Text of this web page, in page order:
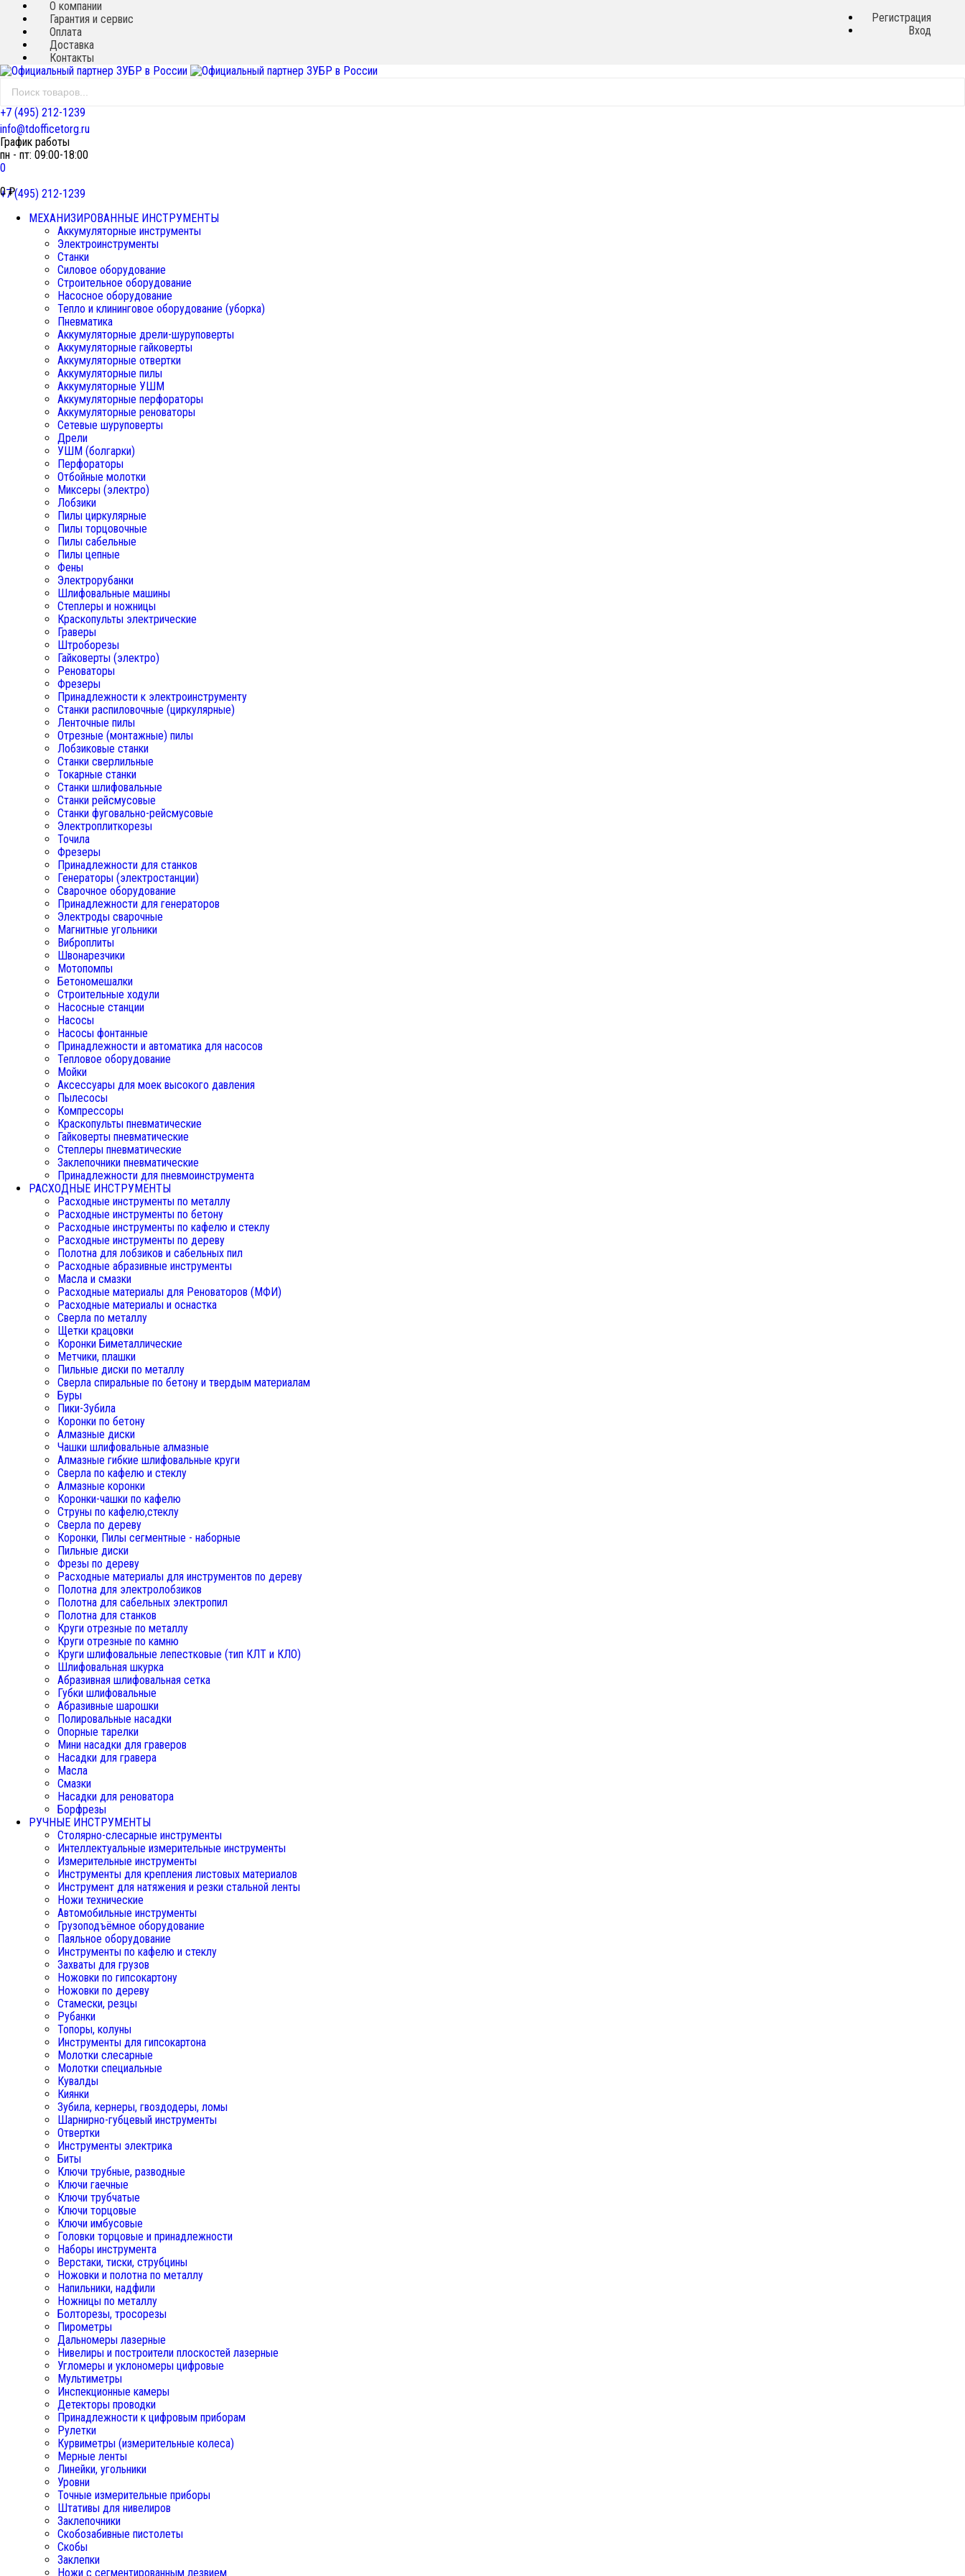
О компании
Гарантия и сервис
Оплата
Доставка
Контакты
Регистрация
Вход
+7 (495) 212-1239
info@tdofficetorg.ru
График работы
пн - пт: 09:00-18:00
0
0₽
+7 (495) 212-1239
МЕХАНИЗИРОВАННЫЕ ИНСТРУМЕНТЫ
Аккумуляторные инструменты
Электроинструменты
Станки
Силовое оборудование
Строительное оборудование
Насосное оборудование
Тепло и клининговое оборудование (уборка)
Пневматика
Аккумуляторные дрели-шуруповерты
Аккумуляторные гайковерты
Аккумуляторные отвертки
Аккумуляторные пилы
Аккумуляторные УШМ
Аккумуляторные перфораторы
Аккумуляторные реноваторы
Сетевые шуруповерты
Дрели
УШМ (болгарки)
Перфораторы
Отбойные молотки
Миксеры (электро)
Лобзики
Пилы циркулярные
Пилы торцовочные
Пилы сабельные
Пилы цепные
Фены
Электрорубанки
Шлифовальные машины
Степлеры и ножницы
Краскопульты электрические
Граверы
Штроборезы
Гайковерты (электро)
Реноваторы
Фрезеры
Принадлежности к электроинструменту
Станки распиловочные (циркулярные)
Ленточные пилы
Отрезные (монтажные) пилы
Лобзиковые станки
Станки сверлильные
Токарные станки
Станки шлифовальные
Станки рейсмусовые
Станки фуговально-рейсмусовые
Электроплиткорезы
Точила
Фрезеры
Принадлежности для станков
Генераторы (электростанции)
Сварочное оборудование
Принадлежности для генераторов
Электроды сварочные
Магнитные угольники
Виброплиты
Швонарезчики
Мотопомпы
Бетономешалки
Строительные ходули
Насосные станции
Насосы
Насосы фонтанные
Принадлежности и автоматика для насосов
Тепловое оборудование
Мойки
Аксессуары для моек высокого давления
Пылесосы
Компрессоры
Краскопульты пневматические
Гайковерты пневматические
Степлеры пневматические
Заклепочники пневматические
Принадлежности для пневмоинструмента
РАСХОДНЫЕ ИНСТРУМЕНТЫ
Расходные инструменты по металлу
Расходные инструменты по бетону
Расходные инструменты по кафелю и стеклу
Расходные инструменты по дереву
Полотна для лобзиков и сабельных пил
Расходные абразивные инструменты
Масла и смазки
Расходные материалы для Реноваторов (МФИ)
Расходные материалы и оснастка
Сверла по металлу
Щетки крацовки
Коронки Биметаллические
Метчики, плашки
Пильные диски по металлу
Сверла спиральные по бетону и твердым материалам
Буры
Пики-Зубила
Коронки по бетону
Алмазные диски
Чашки шлифовальные алмазные
Алмазные гибкие шлифовальные круги
Сверла по кафелю и стеклу
Алмазные коронки
Коронки-чашки по кафелю
Струны по кафелю,стеклу
Сверла по дереву
Коронки, Пилы сегментные - наборные
Пильные диски
Фрезы по дереву
Расходные материалы для инструментов по дереву
Полотна для электролобзиков
Полотна для сабельных электропил
Полотна для станков
Круги отрезные по металлу
Круги отрезные по камню
Круги шлифовальные лепестковые (тип КЛТ и КЛО)
Шлифовальная шкурка
Абразивная шлифовальная сетка
Губки шлифовальные
Абразивные шарошки
Полировальные насадки
Опорные тарелки
Мини насадки для граверов
Насадки для гравера
Масла
Смазки
Насадки для реноватора
Борфрезы
РУЧНЫЕ ИНСТРУМЕНТЫ
Столярно-слесарные инструменты
Интеллектуальные измерительные инструменты
Измерительные инструменты
Инструменты для крепления листовых материалов
Инструмент для натяжения и резки стальной ленты
Ножи технические
Автомобильные инструменты
Грузоподъёмное оборудование
Паяльное оборудование
Инструменты по кафелю и стеклу
Захваты для грузов
Ножовки по гипсокартону
Ножовки по дереву
Стамески, резцы
Рубанки
Топоры, колуны
Инструменты для гипсокартона
Молотки слесарные
Молотки специальные
Кувалды
Киянки
Зубила, кернеры, гвоздодеры, ломы
Шарнирно-губцевый инструменты
Отвертки
Инструменты электрика
Биты
Ключи трубные, разводные
Ключи гаечные
Ключи трубчатые
Ключи торцовые
Ключи имбусовые
Головки торцовые и принадлежности
Наборы инструмента
Верстаки, тиски, струбцины
Ножовки и полотна по металлу
Напильники, надфили
Ножницы по металлу
Болторезы, тросорезы
Пирометры
Дальномеры лазерные
Нивелиры и построители плоскостей лазерные
Угломеры и уклономеры цифровые
Мультиметры
Инспекционные камеры
Детекторы проводки
Принадлежности к цифровым приборам
Рулетки
Курвиметры (измерительные колеса)
Мерные ленты
Линейки, угольники
Уровни
Точные измерительные приборы
Штативы для нивелиров
Заклепочники
Скобозабивные пистолеты
Скобы
Заклепки
Ножи с сегментированным лезвием